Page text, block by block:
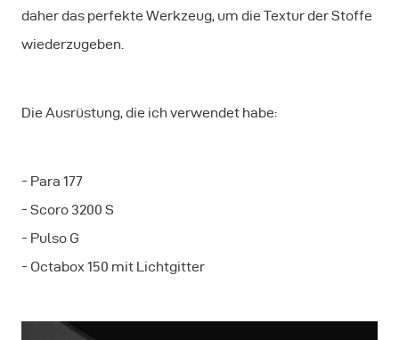
daher das perfekte Werkzeug, um die Textur der Stoffe
wiederzugeben.
Die Ausrüstung, die ich verwendet habe:
- Para 177
- Scoro 3200 S
- Pulso G
- Octabox 150 mit Lichtgitter